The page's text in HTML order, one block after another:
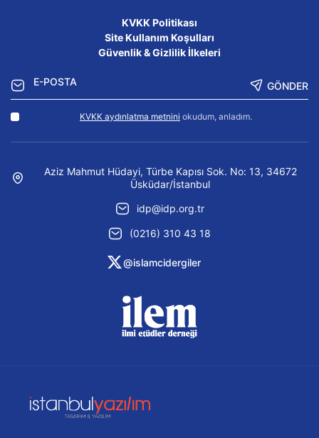
KVKK Politikası
Site Kullanım Koşulları
Güvenlik & Gizlilik İlkeleri
GÖNDER
KVKK aydınlatma metnini okudum, anladım.
Aziz Mahmut Hüdayi, Türbe Kapısı Sok. No: 13, 34672
Üsküdar/İstanbul
idp@idp.org.tr
(0216) 310 43 18
@islamcidergiler